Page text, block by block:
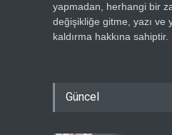
yapmadan, herhangi bir
değişikliğe gitme, yazı ve
kaldırma hakkına sahiptir.
Güncel